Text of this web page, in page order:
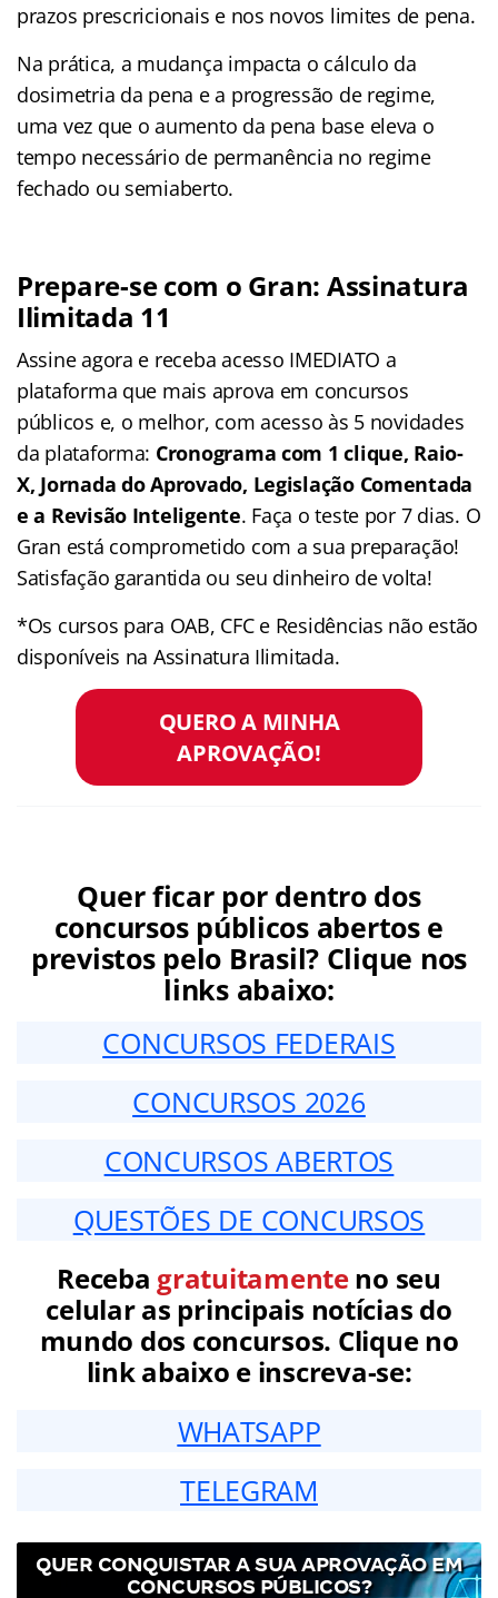
prazos prescricionais e nos novos limites de pena.
Na prática, a mudança impacta o cálculo da
dosimetria da pena e a progressão de regime,
uma vez que o aumento da pena base eleva o
tempo necessário de permanência no regime
fechado ou semiaberto.
Prepare-se com o Gran: Assinatura
Ilimitada 11
Assine agora e receba acesso IMEDIATO a
plataforma que mais aprova em concursos
públicos e, o melhor, com acesso às 5 novidades
da plataforma: Cronograma com 1 clique, Raio-
X, Jornada do Aprovado, Legislação Comentada
e a Revisão Inteligente. Faça o teste por 7 dias. O
Gran está comprometido com a sua preparação!
Satisfação garantida ou seu dinheiro de volta!
*Os cursos para OAB, CFC e Residências não estão
disponíveis na Assinatura Ilimitada.
QUERO A MINHA
APROVAÇÃO!
Quer ficar por dentro dos
concursos públicos abertos e
previstos pelo Brasil? Clique nos
links abaixo:
CONCURSOS FEDERAIS
CONCURSOS 2026
CONCURSOS ABERTOS
QUESTÕES DE CONCURSOS
Receba gratuitamenteno seu
celular as principais notícias do
mundo dos concursos. Clique no
link abaixo e inscreva-se:
WHATSAPP
TELEGRAM
QUER CONQUISTAR A SUA APROVAÇÃO EM
CONCURSOS PÚBLICOS?